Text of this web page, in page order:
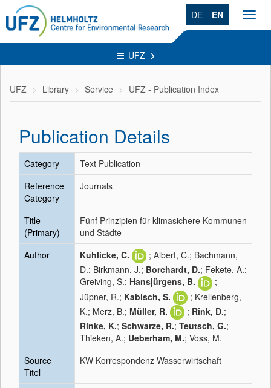
DE EN
UFZ
UFZ Library Service UFZ - Publication Index
Publication Details
Category
Text Publication
Reference
Category
Journals
Title
(Primary)
Fünf Prinzipien für klimasichere Kommunen
und Städte
Author
Kuhlicke, C.
; Albert, C.; Bachmann,
D.; Birkmann, J.; Borchardt, D.; Fekete, A.;
Greiving, S.; Hansjürgens, B.
;
Jüpner, R.; Kabisch, S.
; Krellenberg,
K.; Merz, B.; Müller, R. ; Rink, D.;
Rinke, K.; Schwarze, R.; Teutsch, G.;
Thieken, A.; Ueberham, M.; Voss, M.
Source
Titel
KW Korrespondenz Wasserwirtschaft